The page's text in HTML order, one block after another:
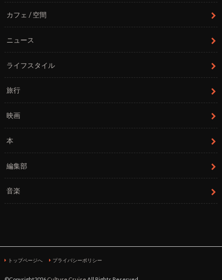
カフェ / 空間
ニュース
ライフスタイル
旅行
映画
本
編集部
音楽
トップページへ プライバシーポリシー